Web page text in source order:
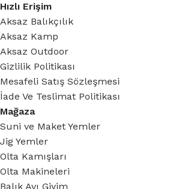
Hızlı Erişim
Aksaz Balıkçılık
Aksaz Kamp
Aksaz Outdoor
Gizlilik Politikası
Mesafeli Satış Sözleşmesi
İade Ve Teslimat Politikası
Mağaza
Suni ve Maket Yemler
Jig Yemler
Olta Kamışları
Olta Makineleri
Balık Avı Giyim